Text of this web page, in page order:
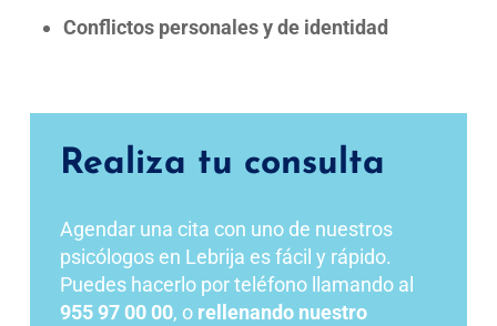
Conflictos personales y de identidad
Realiza tu consulta
Agendar una cita con uno de nuestros
psicólogos en Lebrija es fácil y rápido.
Puedes hacerlo por teléfono llamando al
955 97 00 00, orellenando nuestro